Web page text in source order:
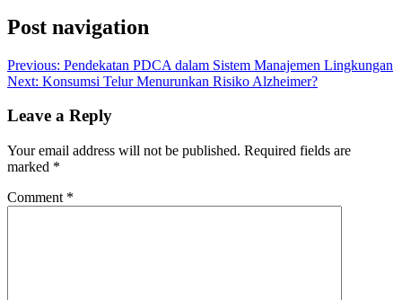
Post navigation
Previous: Pendekatan PDCA dalam Sistem Manajemen Lingkungan
Next: Konsumsi Telur Menurunkan Risiko Alzheimer?
Leave a Reply
Your email address will not be published. Required fields are
marked *
Comment *